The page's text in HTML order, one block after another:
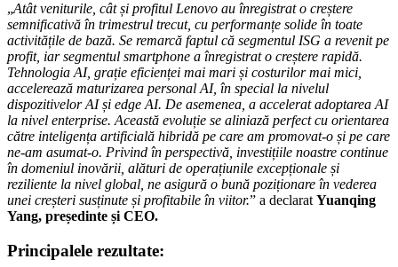
„Atât veniturile, cât și profitul Lenovo au înregistrat o creștere
semnificativă în trimestrul trecut, cu performanțe solide în toate
activitățile de bază. Se remarcă faptul că segmentul ISG a revenit pe
profit, iar segmentul smartphone a înregistrat o creștere rapidă.
Tehnologia AI, grație eficienței mai mari și costurilor mai mici,
accelerează maturizarea personal AI, în special la nivelul
dispozitivelor AI și edge AI. De asemenea, a accelerat adoptarea AI
la nivel enterprise. Această evoluție se aliniază perfect cu orientarea
către inteligența artificială hibridă pe care am promovat-o și pe care
ne-am asumat-o. Privind în perspectivă, investițiile noastre continue
în domeniul inovării, alături de operațiunile excepționale și
reziliente la nivel global, ne asigură o bună poziționare în vederea
unei creșteri susținute și profitabile în viitor.” a declarat Yuanqing
Yang, președinte și CEO.
Principalele rezultate: